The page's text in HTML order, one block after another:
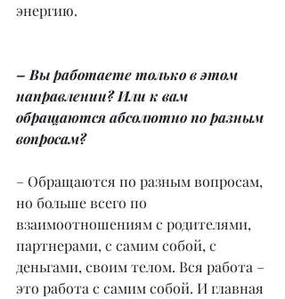
энергию.
– Вы работаете только в этом
направлении? Или к вам
обращаются абсолютно по разным
вопросам?
– Обращаются по разным вопросам,
но больше всего по
взаимоотношениям с родителями,
партнерами, с самим собой, с
деньгами, своим телом. Вся работа –
это работа с самим собой. И главная